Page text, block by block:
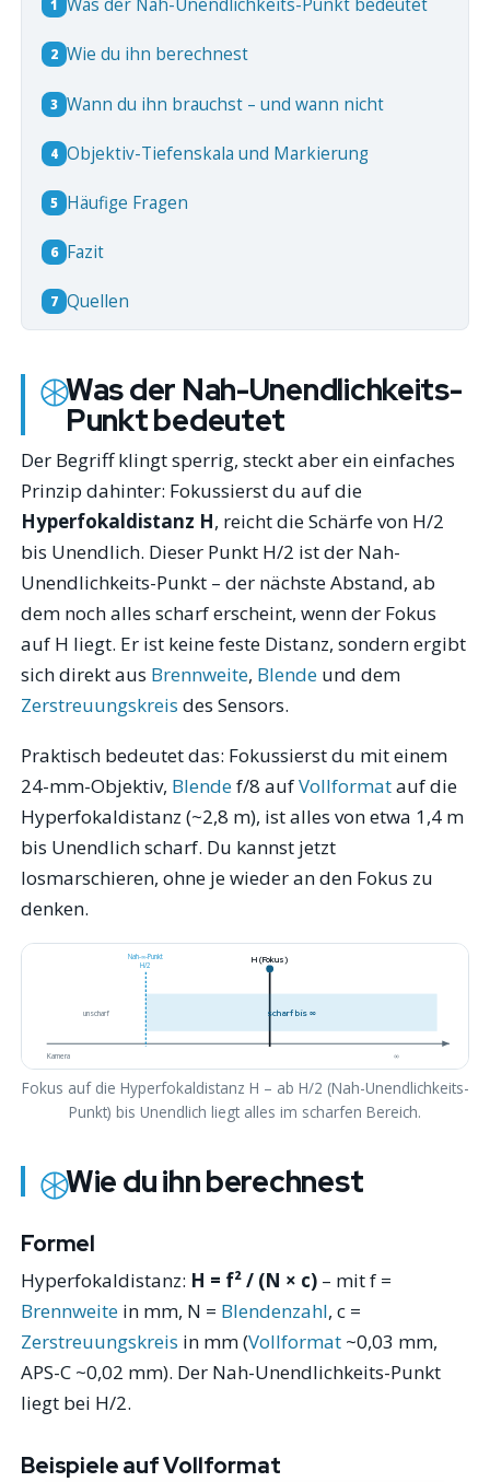
1 Was der Nah-Unendlichkeits-Punkt bedeutet
2 Wie du ihn berechnest
3 Wann du ihn brauchst – und wann nicht
4 Objektiv-Tiefenskala und Markierung
5 Häufige Fragen
6 Fazit
7 Quellen
Was der Nah-Unendlichkeits-
Punkt bedeutet
Der Begriff klingt sperrig, steckt aber ein einfaches
Prinzip dahinter: Fokussierst du auf die
Hyperfokaldistanz H, reicht die Schärfe von H/2
bis Unendlich. Dieser Punkt H/2 ist der Nah-
Unendlichkeits-Punkt – der nächste Abstand, ab
dem noch alles scharf erscheint, wenn der Fokus
auf H liegt. Er ist keine feste Distanz, sondern ergibt
sich direkt aus Brennweite, Blende und dem
Zerstreuungskreis des Sensors.
Praktisch bedeutet das: Fokussierst du mit einem
24-mm-Objektiv, Blendef/8 aufVollformatauf die
Hyperfokaldistanz (~2,8 m), ist alles von etwa 1,4 m
bis Unendlich scharf. Du kannst jetzt
losmarschieren, ohne je wieder an den Fokus zu
denken.
Kamera ∞
H/2
Nah-∞-Punkt H (Fokus)
scharf bis ∞
unscharf
Fokus auf die Hyperfokaldistanz H – ab H/2 (Nah-Unendlichkeits-
Punkt) bis Unendlich liegt alles im scharfen Bereich.
Wie du ihn berechnest
Formel
Hyperfokaldistanz: H = f² / (N × c) – mit f =
Brennweite in mm, N = Blendenzahl, c =
Zerstreuungskreis in mm (Vollformat ~0,03 mm,
APS-C ~0,02 mm). Der Nah-Unendlichkeits-Punkt
liegt bei H/2.
Beispiele auf Vollformat